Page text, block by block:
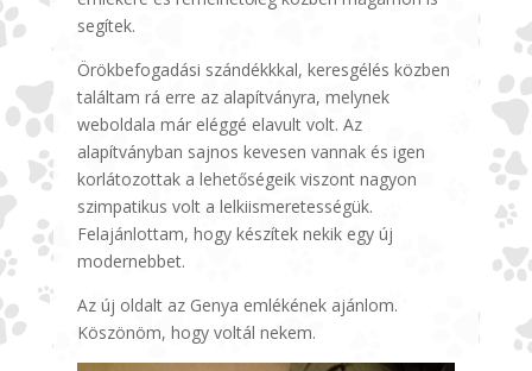
segítek.
Örökbefogadási szándékkkal, keresgélés közben
találtam rá erre az alapítványra, melynek
weboldala már eléggé elavult volt. Az
alapítványban sajnos kevesen vannak és igen
korlátozottak a lehetőségeik viszont nagyon
szimpatikus volt a lelkiismeretességük.
Felajánlottam, hogy készítek nekik egy új
modernebbet.
Az új oldalt az Genya emlékének ajánlom.
Köszönöm, hogy voltál nekem.